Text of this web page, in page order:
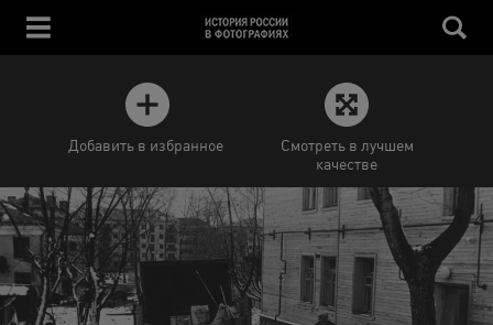
Добавить в избранное
Смотреть в лучшем
качестве